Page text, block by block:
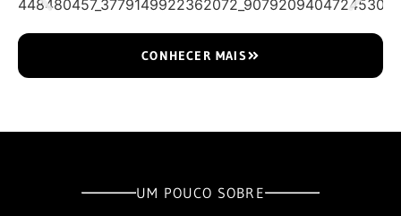
CONHECER MAIS
UM POUCO SOBRE